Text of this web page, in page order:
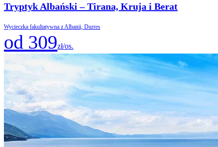
Tryptyk Albański – Tirana, Kruja i Berat
Wycieczka fakultatywna z Albanii, Durres
od 309zł/os.